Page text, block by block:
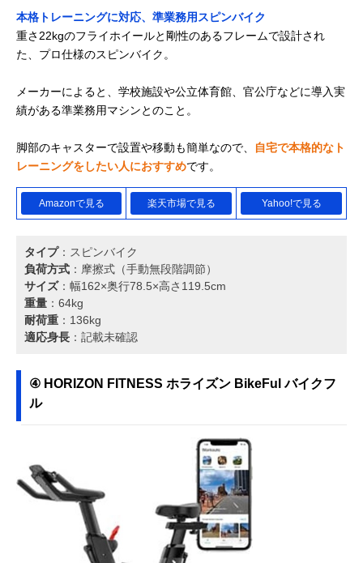
本格トレーニングに対応、準業務用スピンバイク
重さ22kgのフライホイールと剛性のあるフレームで設計され
た、プロ仕様のスピンバイク。
メーカーによると、学校施設や公立体育館、官公庁などに導入実
績がある準業務用マシンとのこと。
脚部のキャスターで設置や移動も簡単なので、
自宅で本格的なト
レーニングをしたい人におすすめです。
Amazonで見る 楽天市場で見る Yahoo!で見る
タイプ：スピンバイク
負荷方式 ：摩擦式（手動無段階調節）
サイズ：幅162×奥行78.5×高さ119.5cm
重量 ：64kg
耐荷重 ：136kg
適応身長 ：記載未確認
④ HORIZON FITNESS ホライズン BikeFul バイクフ
ル